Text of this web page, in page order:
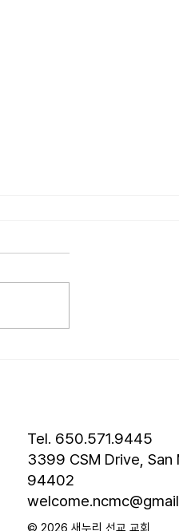
• 박성훈 성도 단기 선교 7월
뒷풀이 모임 오늘 오후 4시경
사항은 가정교회
Tel. 650.571.9445
3399 CSM Drive, San
94402
© 2026 새누리 선교 교회